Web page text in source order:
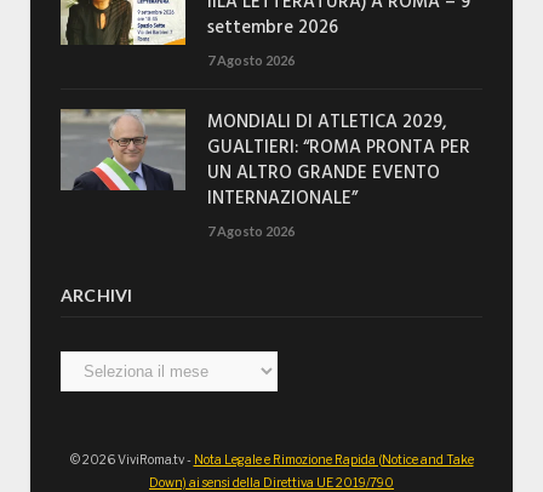
settembre 2026
7 Agosto 2026
MONDIALI DI ATLETICA 2029,
GUALTIERI: “ROMA PRONTA PER
UN ALTRO GRANDE EVENTO
INTERNAZIONALE”
7 Agosto 2026
ARCHIVI
Archivi
© 2026 ViviRoma.tv - Nota Legale e Rimozione Rapida (Notice and Take
Down) ai sensi della Direttiva UE 2019/790